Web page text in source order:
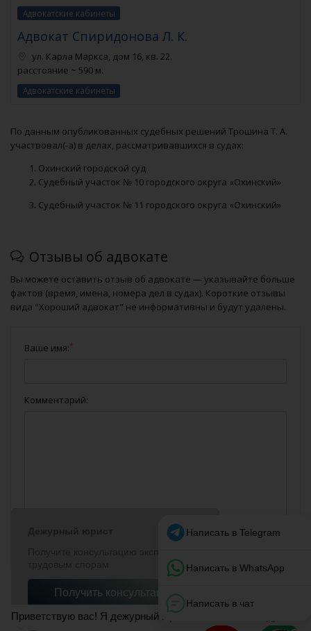
Адвокатские кабинеты
Адвокат Спиридонова Л. К.
ул. Карла Маркса, дом 16, кв. 22.
расстояние ~ 590 м.
Адвокатские кабинеты
По данным опубликованных судебных решений Трошина Т. А.
участвовал(-а) в делах, рассматривавшихся в судах:
Охинский городской суд
Судебный участок № 10 городского округа «Охинский»
Судебный участок № 11 городского округа «Охинский»
Отзывы об адвокате
Вы можете оставить отзыв об адвокате — указывайте больше
фактов (время, имена, номера дел в судах). Короткие отзывы
вида "Хороший адвокат" не информативны и будут удалены.
Ваше имя:*
Комментарий: